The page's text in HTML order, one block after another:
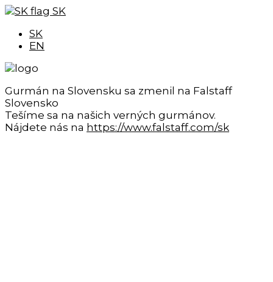
SK
SK
EN
Gurmán na Slovensku sa zmenil na Falstaff
Slovensko
Tešíme sa na našich verných gurmánov.
Nájdete nás na https://www.falstaff.com/sk